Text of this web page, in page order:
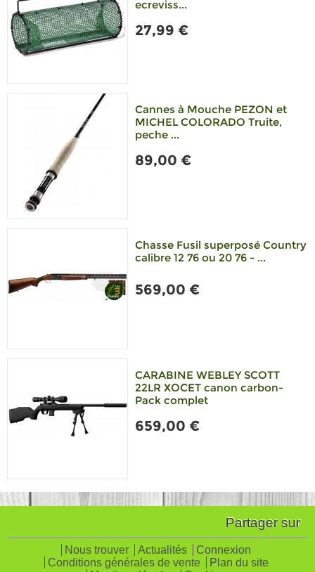
ecreviss...
27,99 €
Cannes à Mouche PEZON et
MICHEL COLORADO Truite,
peche ...
89,00 €
Chasse Fusil superposé Country
calibre 12 76 ou 20 76 - ...
569,00 €
CARABINE WEBLEY SCOTT
22LR XOCET canon carbon-
Pack complet
659,00 €
Partager sur
Nous trouver Actualités
Connexion
Conditions générales de vente
Plan du site